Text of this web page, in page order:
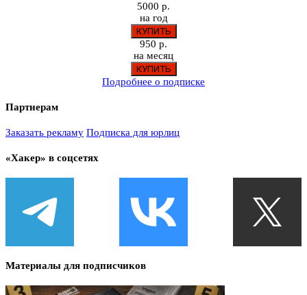
5000 р.
на год
950 р.
на месяц
Подробнее о подписке
Партнерам
Заказать рекламу Подписка для юрлиц
«Хакер» в соцсетях
Материалы для подписчиков